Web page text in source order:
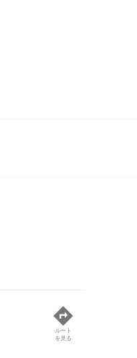
ルート
を見る